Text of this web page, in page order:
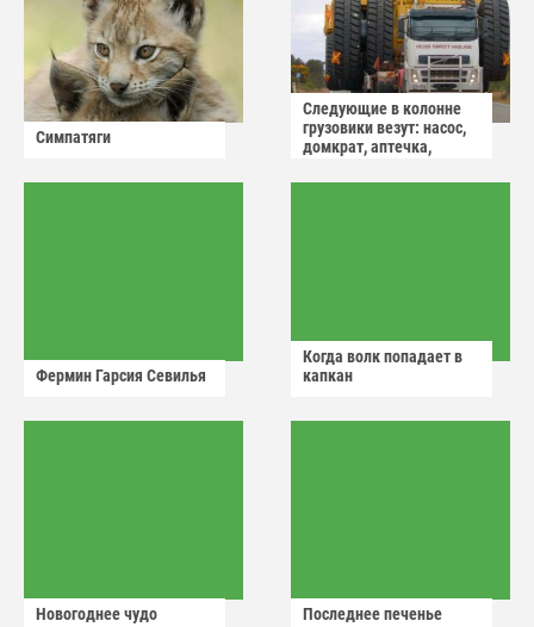
Симпатяги
Следующие в колонне
грузовики везут: насос,
домкрат, аптечка,
Фермин Гарсия Севилья
Когда волк попадает в
капкан
Новогоднее чудо Последнее печенье